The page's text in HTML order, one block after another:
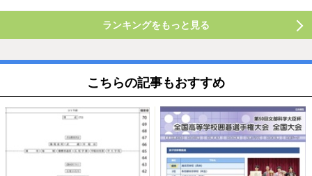
ランキングをもっと見る
こちらの記事もおすすめ